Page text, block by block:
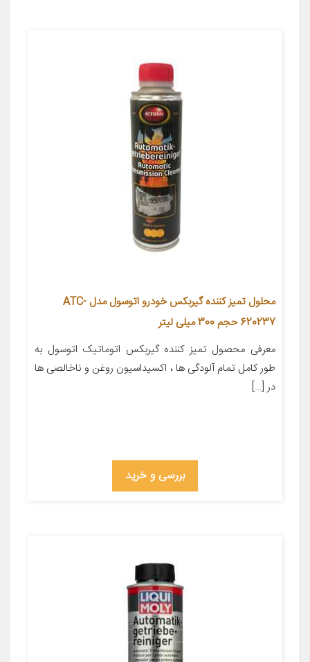
محلول تمیز کننده گیربکس خودرو اتوسول مدل ATC-
620237 حجم 300 میلی لیتر
معرفی محصول تمیز کننده گیربکس اتوماتیک اتوسول به
طور کامل تمام آلودگی ها ، اکسیداسیون روغن و ناخالصی ها
در […]
بررسی و خرید